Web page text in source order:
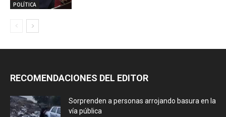
POLÍTICA
RECOMENDACIONES DEL EDITOR
Sorprenden a personas arrojando basura en la
vía pública